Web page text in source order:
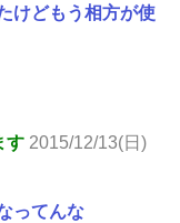
けどもう相方が使
す 2015/12/13(日)
ってんな